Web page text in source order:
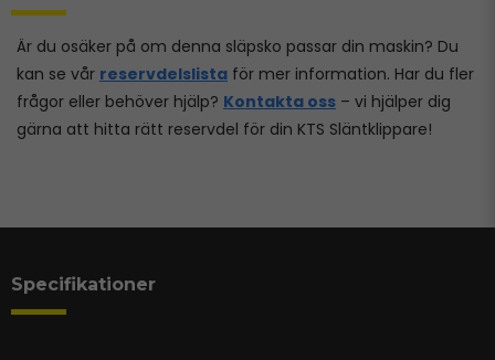
Är du osäker på om denna släpsko passar din maskin? Du
kan se vår reservdelslista för mer information. Har du fler
frågor eller behöver hjälp? Kontakta oss – vi hjälper dig
gärna att hitta rätt reservdel för din KTS Släntklippare!
Specifikationer